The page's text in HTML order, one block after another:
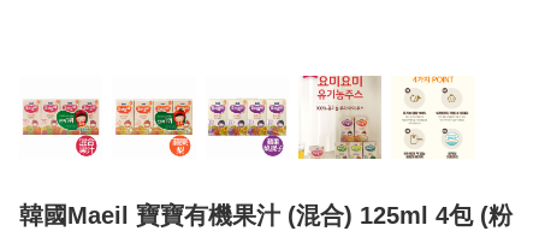
韓國Maeil 寶寶有機果汁 (混合) 125ml 4包 (粉